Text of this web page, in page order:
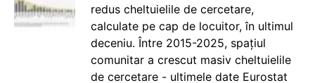
redus cheltuielile de cercetare,
calculate pe cap de locuitor, în ultimul
deceniu. Între 2015-2025, spațiul
comunitar a crescut masiv cheltuielile
de cercetare - ultimele date Eurostat